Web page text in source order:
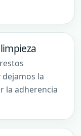
la
la adherencia